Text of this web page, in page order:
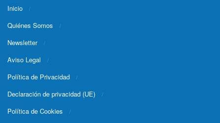
Inicio
Quiénes Somos
Newsletter
Aviso Legal
Política de Privacidad
Declaración de privacidad (UE)
Política de Cookies